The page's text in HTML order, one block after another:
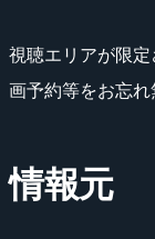
視聴エリアが限
画予約等をお忘れ
情報元